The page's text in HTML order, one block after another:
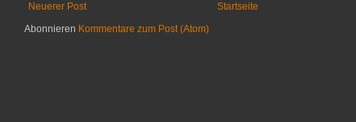
Neuerer Post
Startseite
Abonnieren Kommentare zum Post (Atom)